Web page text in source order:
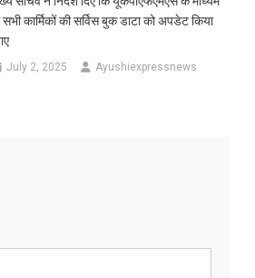
कार्मिकों की सर्विस बुक डाटा को अपडेट किया
July 2, 2025 Ayushiexpressnews